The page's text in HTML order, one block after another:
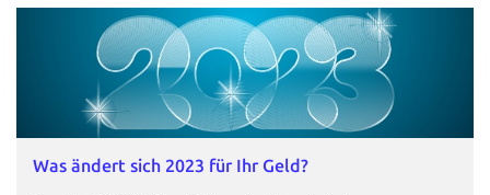
So kompliziert, wie Sie vielleicht denken, ist es gar nicht. Wir
erklären Ihnen in diesem Beitrag das Wichtigste, das Sie zur
eigenen Geldanlage wissen sollten. Anschließend können Sie
direkt loslegen. So gehen Sie vor Anlagepotenzial: Wie viel
Geld Sie anlegen können, hängt von Ihrem Einkommen und
Ihren monatlichen Ausgaben ab - begleichen…
Was ändert sich 2023 für Ihr Geld?